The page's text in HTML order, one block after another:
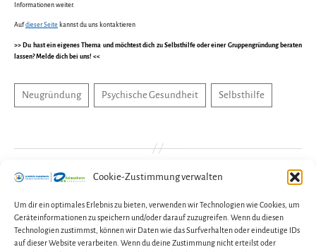
Cookie-Zustimmung verwalten
Um dir ein optimales Erlebnis zu bieten, verwenden wir Technologien wie Cookies, um
Geräteinformationen zu speichern und/oder darauf zuzugreifen. Wenn du diesen
Technologien zustimmst, können wir Daten wie das Surfverhalten oder eindeutige IDs
auf dieser Website verarbeiten. Wenn du deine Zustimmung nicht erteilst oder
Informationen weiter.
Aufdieser Seite kannst du uns kontaktieren
>> Du hast ein eigenes Thema und möchtest dich zu Selbsthilfe oder einer Gruppengründung beraten
lassen? Melde dich bei uns! <<
← Stopp Gewalt gegen Frauen! – Aufklärung und
→ Neugründung: Selbsthilfegruppe für Trauernde
nach Suizid